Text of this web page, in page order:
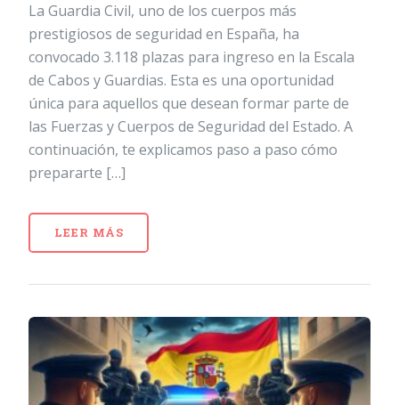
La Guardia Civil, uno de los cuerpos más
prestigiosos de seguridad en España, ha
convocado 3.118 plazas para ingreso en la Escala
de Cabos y Guardias. Esta es una oportunidad
única para aquellos que desean formar parte de
las Fuerzas y Cuerpos de Seguridad del Estado. A
continuación, te explicamos paso a paso cómo
prepararte […]
LEER MÁS